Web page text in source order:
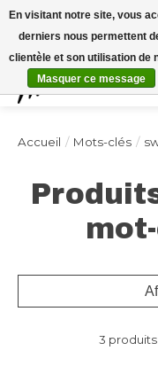
Expédition sous 48h /
"4MILKZOO"
Accueil / Mots-clés /
3 produits
En visitant notre site, vous
derniers nous permettent
clientèle et son utilisation de
Masquer ce message